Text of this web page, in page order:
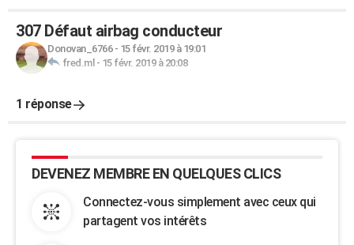
307 Défaut airbag conducteur
Donovan_6766- 15 févr. 2019 à 19:01
fred.ml - 15 févr. 2019 à 20:08
1 réponse
DEVENEZ MEMBRE EN QUELQUES CLICS
Connectez-vous simplement avec ceux qui
partagent vos intérêts